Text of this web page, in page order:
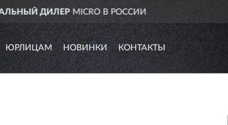
ЮРЛИЦАМ НОВИНКИ КОНТАКТЫ